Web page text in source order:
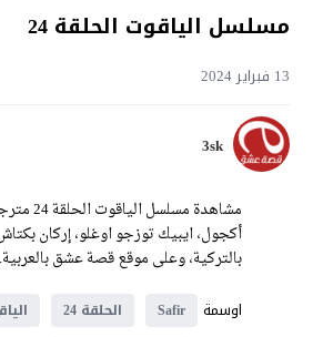
مسلسل الياقوت الحلقة 24
13 فبراير 2024
3sk
بالتركية، وعلى موقع قصة عشق بالعربية.
اوسمة
Safir الحلقة 24